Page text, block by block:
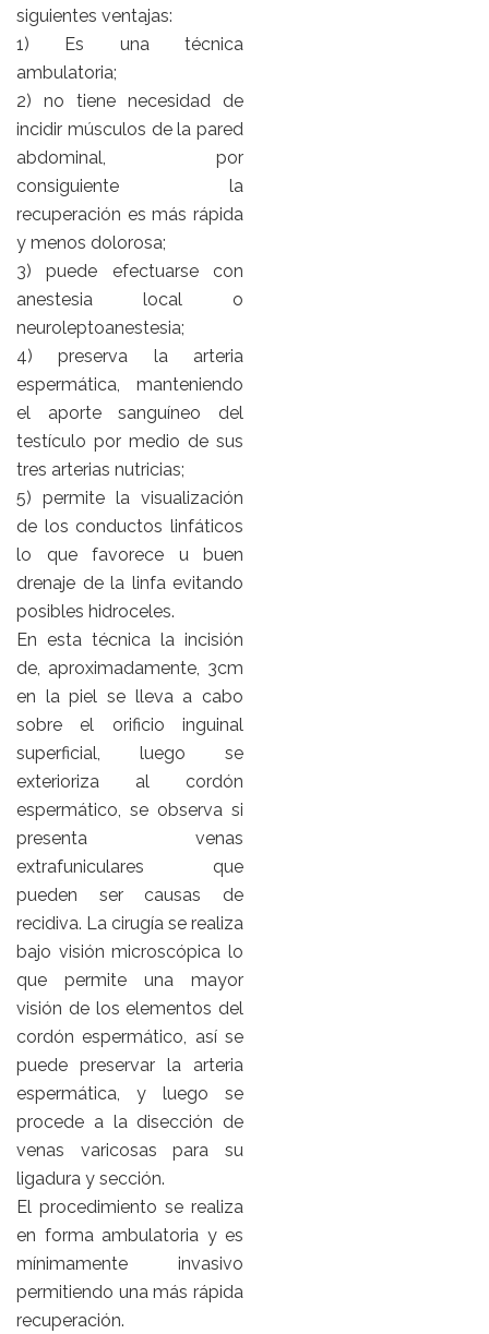
siguientes ventajas:
1) Es una técnica
ambulatoria;
2) no tiene necesidad de
incidir músculos de la pared
abdominal, por
consiguiente la
recuperación es más rápida
y menos dolorosa;
3) puede efectuarse con
anestesia local o
neuroleptoanestesia;
4) preserva la arteria
espermática, manteniendo
el aporte sanguíneo del
testículo por medio de sus
tres arterias nutricias;
5) permite la visualización
de los conductos linfáticos
lo que favorece u buen
drenaje de la linfa evitando
posibles hidroceles.
En esta técnica la incisión
de, aproximadamente, 3cm
en la piel se lleva a cabo
sobre el orificio inguinal
superficial, luego se
exterioriza al cordón
espermático, se observa si
presenta venas
extrafuniculares que
pueden ser causas de
recidiva. La cirugía se realiza
bajo visión microscópica lo
que permite una mayor
visión de los elementos del
cordón espermático, así se
puede preservar la arteria
espermática, y luego se
procede a la disección de
venas varicosas para su
ligadura y sección.
El procedimiento se realiza
en forma ambulatoria y es
mínimamente invasivo
permitiendo una más rápida
recuperación.